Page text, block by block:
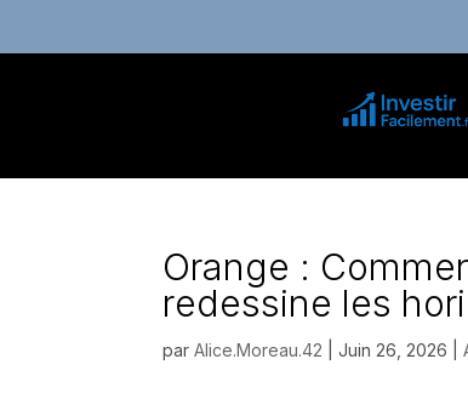
Orange :
redessine les
parAlice.Moreau.42 |Juin 26, 2026 |